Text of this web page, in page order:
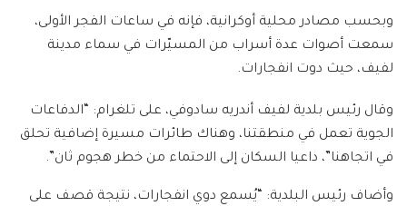
وبحسب مصادر محلية أوكرانية، فإنه في ساعات الفجر الأولى،
سمعت أصوات عدة أسراب من المسيّرات في سماء مدينة
لفيف، حيث دوت انفجارات.
وقال رئيس بلدية لفيف أندريه سادوفي، على تلغرام: “الدفاعات
الجوية تعمل في منطقتنا، وهناك طائرات مسيرة إضافية تحلق
في اتجاهنا”، داعيا السكان إلى الاحتماء من خطر هجوم ثان”.
وأضاف رئيس البلدية: “يُسمع دوي انفجارات، نتيجة قصف على